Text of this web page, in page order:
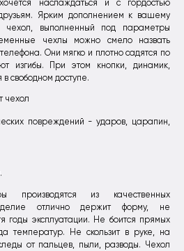
наслаждаться и с гордостью
Ярким дополнением к вашему
чехол, выполненный под параметры
чехлы можно смело назвать
Они мягко и плотно садятся по
изгибы. При этом кнопки, динамик,
свободном доступе.
чехол
повреждений - ударов, царапин,
производятся из качественных
отлично держит форму, не
годы эксплуатации. Не боится прямых
температур. Не скользит в руке, на
от пальцев, пыли, разводы. Чехол